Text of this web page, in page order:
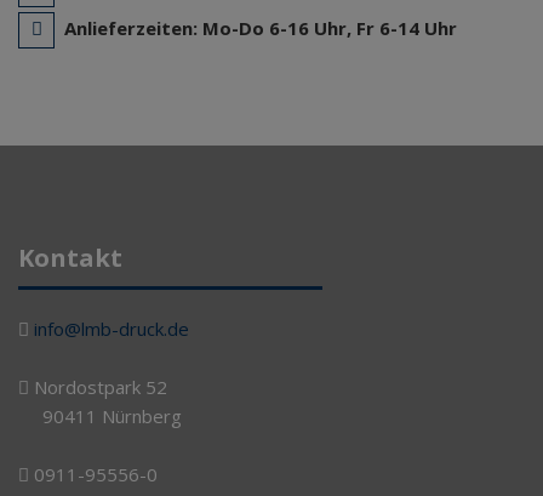
Anlieferzeiten: Mo-Do 6-16 Uhr, Fr 6-14 Uhr
Kontakt
info@lmb-druck.de
Nordostpark 52
90411 Nürnberg
0911-95556-0